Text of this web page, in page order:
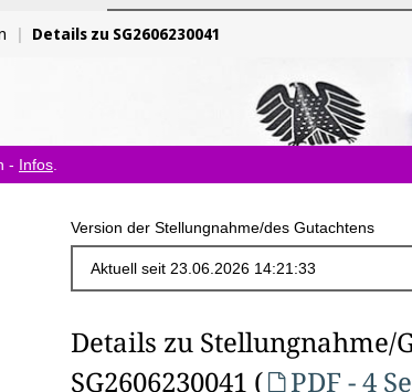
Details zu SG2606230041
- Infos
Version der Stellungnahme/des Gutachtens
Details zu Stellungnahme/
SG2606230041 (
PDF - 4